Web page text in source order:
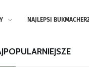
NAJLEPSI